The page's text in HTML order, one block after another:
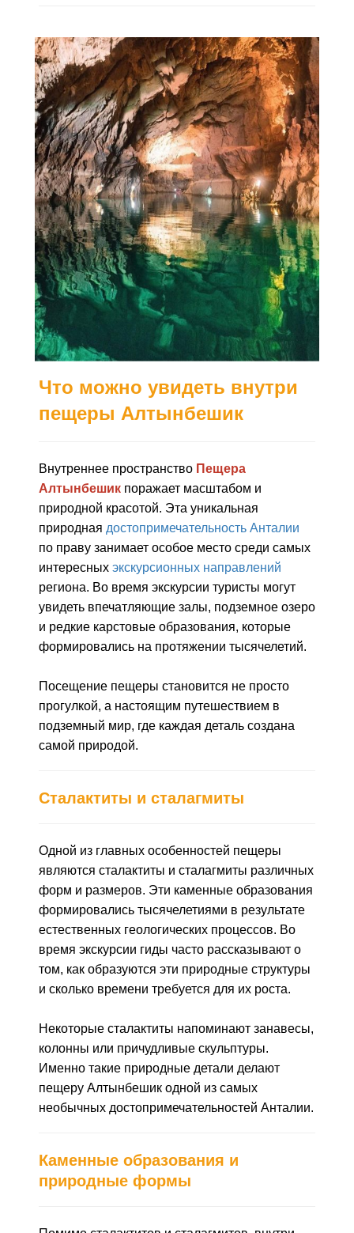
Что можно увидеть внутри
пещеры Алтынбешик
Внутреннее пространство Пещера
Алтынбешик поражает масштабом и
природной красотой. Эта уникальная
природная достопримечательность Анталии
по праву занимает особое место среди самых
интересных экскурсионных направлений
региона. Во время экскурсии туристы могут
увидеть впечатляющие залы, подземное озеро
и редкие карстовые образования, которые
формировались на протяжении тысячелетий.
Посещение пещеры становится не просто
прогулкой, а настоящим путешествием в
подземный мир, где каждая деталь создана
самой природой.
Сталактиты и сталагмиты
Одной из главных особенностей пещеры
являются сталактиты и сталагмиты различных
форм и размеров. Эти каменные образования
формировались тысячелетиями в результате
естественных геологических процессов. Во
время экскурсии гиды часто рассказывают о
том, как образуются эти природные структуры
и сколько времени требуется для их роста.
Некоторые сталактиты напоминают занавесы,
колонны или причудливые скульптуры.
Именно такие природные детали делают
пещеру Алтынбешик одной из самых
необычных достопримечательностей Анталии.
Каменные образования и
природные формы